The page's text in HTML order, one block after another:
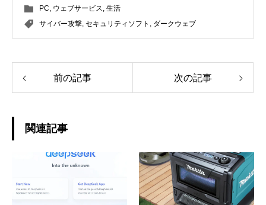
PC ウェブサービス 生活
サイバー攻撃 セキュリティソフト ダークウェブ
前の記事 次の記事
関連記事